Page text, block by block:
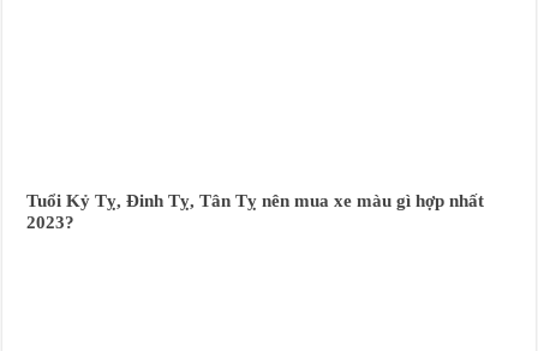
Tuổi Kỷ Tỵ, Đinh Tỵ, Tân Tỵ nên mua xe màu gì hợp nhất
2023?